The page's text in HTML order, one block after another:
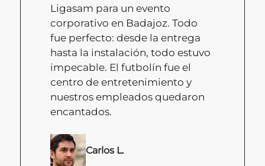
Ligasam para un evento
corporativo en Badajoz. Todo
fue perfecto: desde la entrega
hasta la instalación, todo estuvo
impecable. El futbolín fue el
centro de entretenimiento y
nuestros empleados quedaron
encantados.
Carlos L.